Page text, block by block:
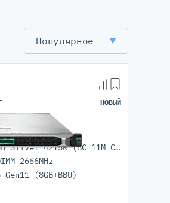
Популярное
НОВЫЙ
1x Intel Xeon Silver 4215R (8C 11M Cache 3.20 GHz)
2666MHz
(8GB+BBU)